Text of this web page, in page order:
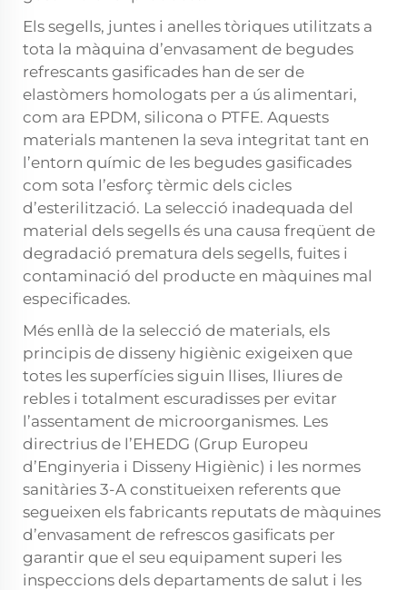
Els segells, juntes i anelles tòriques utilitzats a
tota la màquina d’envasament de begudes
refrescants gasificades han de ser de
elastòmers homologats per a ús alimentari,
com ara EPDM, silicona o PTFE. Aquests
materials mantenen la seva integritat tant en
l’entorn químic de les begudes gasificades
com sota l’esforç tèrmic dels cicles
d’esterilització. La selecció inadequada del
material dels segells és una causa freqüent de
degradació prematura dels segells, fuites i
contaminació del producte en màquines mal
especificades.
Més enllà de la selecció de materials, els
principis de disseny higiènic exigeixen que
totes les superfícies siguin llises, lliures de
rebles i totalment escuradisses per evitar
l’assentament de microorganismes. Les
directrius de l’EHEDG (Grup Europeu
d’Enginyeria i Disseny Higiènic) i les normes
sanitàries 3-A constitueixen referents que
segueixen els fabricants reputats de màquines
d’envasament de refrescos gasificats per
garantir que el seu equipament superi les
inspeccions dels departaments de salut i les